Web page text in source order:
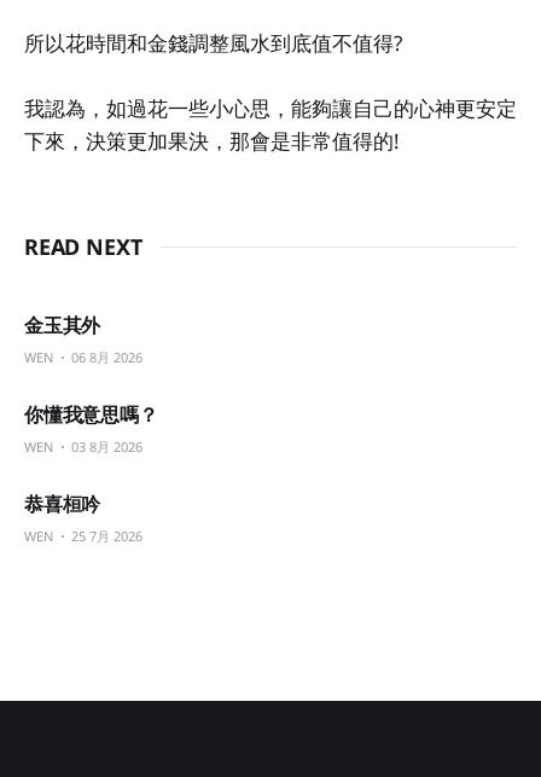
所以花時間和金錢調整風水到底值不值得?
我認為，如過花一些小心思，能夠讓自己的心神更安定
下來，決策更加果決，那會是非常值得的!
READ NEXT
金玉其外
WEN 06 8月 2026
你懂我意思嗎？
WEN 03 8月 2026
恭喜桓吟
WEN 25 7月 2026